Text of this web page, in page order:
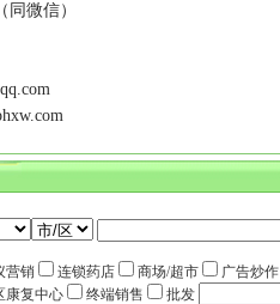
同微信）
营销 连锁药店 商场/超市
广告炒
康复中心
终端销售 批发